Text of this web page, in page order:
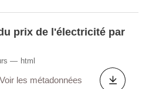
prix de l'électricité par
html
Voir les métadonnées